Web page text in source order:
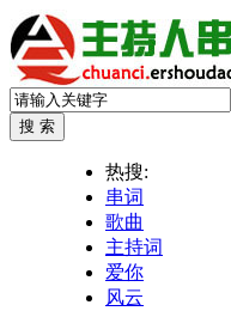
热搜:
串词
歌曲
主持词
爱你
风云